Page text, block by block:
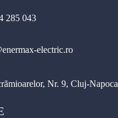
285 043
electric.ro
Nr. 9, Cluj-Napoca